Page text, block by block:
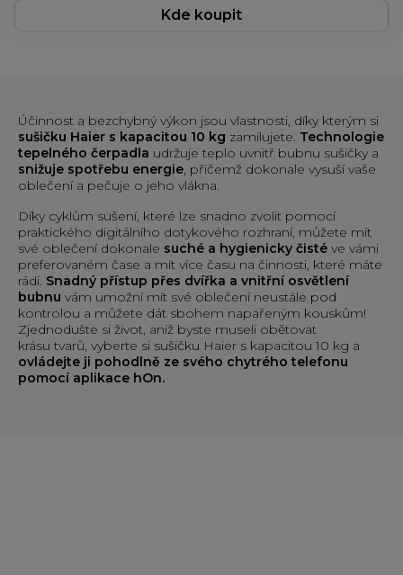
Kde koupit
Účinnost a bezchybný výkon jsou vlastnosti, díky kterým si
sušičku Haier s kapacitou 10 kg zamilujete. Technologie
tepelného čerpadla udržuje teplo uvnitř bubnu sušičky a
snižuje spotřebu energie, přičemž dokonale vysuší vaše
oblečení a pečuje o jeho vlákna.
Díky cyklům sušení, které lze snadno zvolit pomocí
praktického digitálního dotykového rozhraní, můžete mít
své oblečení dokonale suché a hygienicky čisté ve vámi
preferovaném čase a mít více času na činnosti, které máte
rádi. Snadný přístup přes dvířka a vnitřní osvětlení
bubnu vám umožní mít své oblečení neustále pod
kontrolou a můžete dát sbohem napařeným kouskům!
Zjednodušte si život, aniž byste museli obětovat
krásu tvarů, vyberte si sušičku Haier s kapacitou 10 kg a
ovládejte ji pohodlně ze svého chytrého telefonu
pomocí aplikace hOn.